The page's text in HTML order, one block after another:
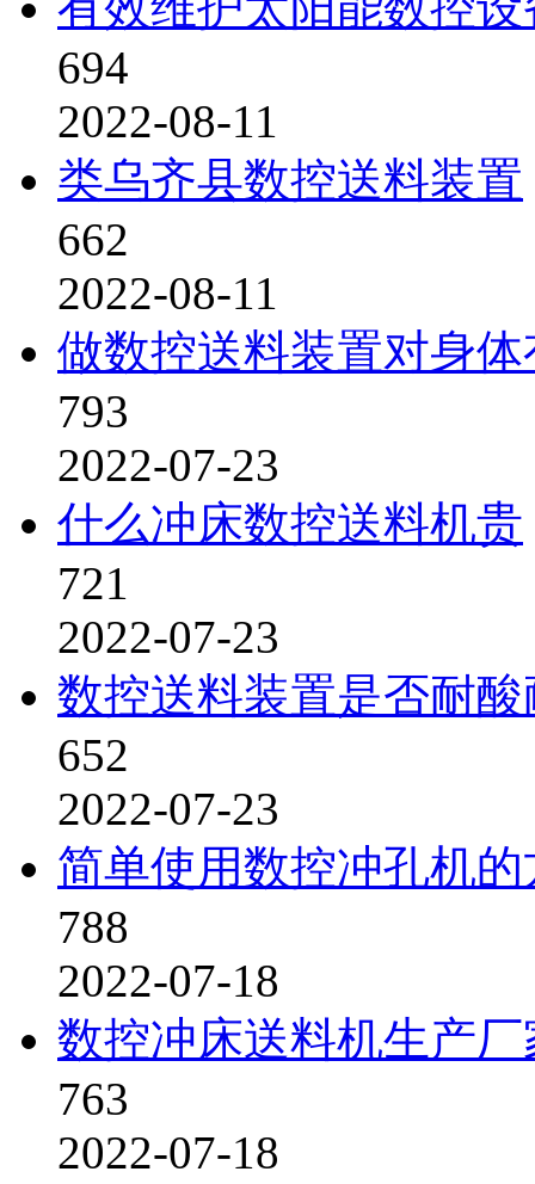
694
2022-08-11
类乌齐县数控送料装置
662
2022-08-11
做数控送料装置对身
793
2022-07-23
什么冲床数控送料机贵
721
2022-07-23
数控送料装置是否耐
652
2022-07-23
简单使用数控冲孔机的
788
2022-07-18
数控冲床送料机生产
763
2022-07-18